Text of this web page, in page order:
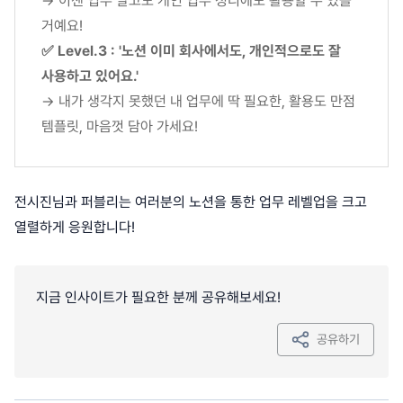
거예요!
✅ Level.3 : '노션 이미 회사에서도, 개인적으로도 잘
사용하고 있어요.'
→ 내가 생각지 못했던 내 업무에 딱 필요한, 활용도 만점
템플릿, 마음껏 담아 가세요!
전시진님과 퍼블리는 여러분의 노션을 통한 업무 레벨업을 크고
열렬하게 응원합니다!
지금 인사이트가 필요한 분께 공유해보세요!
공유하기